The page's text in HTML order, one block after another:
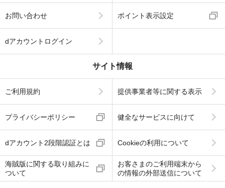
お問い合わせ ポイント表示設定
dアカウントログイン
サイト情報
ご利用規約 提供事業者等に関する表示
プライバシーポリシー 健全なサービスに向けて
dアカウント2段階認証とは Cookieの利用について
海賊版に関する取り組みに
ついて
お客さまのご利用端末から
の情報の外部送信について